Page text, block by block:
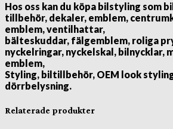
Hos oss kan du köpa bilstyling som
tillbehör, dekaler, emblem,
emblem, ventilhattar,
bälteskuddar, fälgemblem, roliga
nyckelringar, nyckelskal, bilnycklar,
emblem,
Styling, biltillbehör, OEM look
dörrbelysning.
Relaterade produkter